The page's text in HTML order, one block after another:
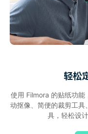
轻松
使用 Filmora 的贴纸功能
动抠像、简便的裁剪工
具，轻松设